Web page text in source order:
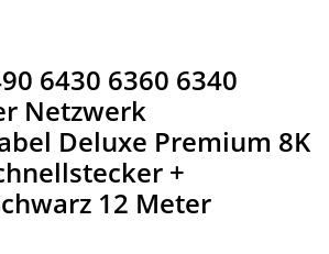
6430 6360 6340
Netzwerk
Deluxe Premium 8K
+
12 Meter